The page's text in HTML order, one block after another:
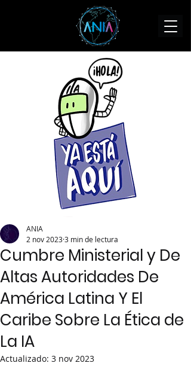
Cumbre Ministerial y De
Altas Autoridades De
América Latina Y El
Caribe Sobre La Ética de
La IA
ANIA
2 nov 20233 min de lectura
Actualizado: 3 nov 2023